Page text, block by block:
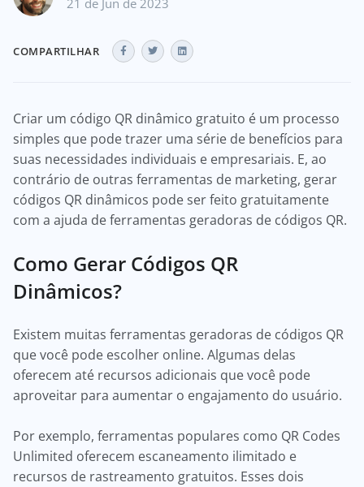
21 de Jun de 2023
COMPARTILHAR
Criar um código QR dinâmico gratuito é um processo
simples que pode trazer uma série de benefícios para
suas necessidades individuais e empresariais. E, ao
contrário de outras ferramentas de marketing, gerar
códigos QR dinâmicos pode ser feito gratuitamente
com a ajuda de ferramentas geradoras de códigos QR.
Como Gerar Códigos QR
Dinâmicos?
Existem muitas ferramentas geradoras de códigos QR
que você pode escolher online. Algumas delas
oferecem até recursos adicionais que você pode
aproveitar para aumentar o engajamento do usuário.
Por exemplo, ferramentas populares como QR Codes
Unlimited oferecem escaneamento ilimitado e
recursos de rastreamento gratuitos. Esses dois